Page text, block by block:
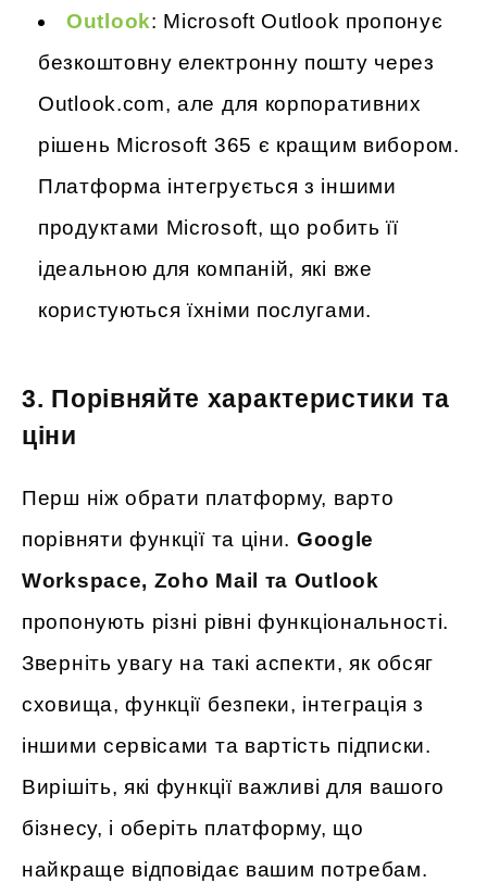
Outlook: Microsoft Outlook пропонує
безкоштовну електронну пошту через
Outlook.com, але для корпоративних
рішень Microsoft 365 є кращим вибором.
Платформа інтегрується з іншими
продуктами Microsoft, що робить її
ідеальною для компаній, які вже
користуються їхніми послугами.
3. Порівняйте характеристики та
ціни
Перш ніж обрати платформу, варто
порівняти функції та ціни. Google
Workspace, Zoho Mail та Outlook
пропонують різні рівні функціональності.
Зверніть увагу на такі аспекти, як обсяг
сховища, функції безпеки, інтеграція з
іншими сервісами та вартість підписки.
Вирішіть, які функції важливі для вашого
бізнесу, і оберіть платформу, що
найкраще відповідає вашим потребам.